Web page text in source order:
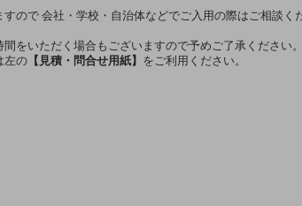
すので 会社・学校・自治体などでご入用の際はご相談く
をいただく場合もございますので予めご了承ください
左の 【見積・問合せ用紙】 をご利用ください。